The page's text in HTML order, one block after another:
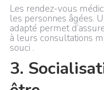
Les rendez-vous
les personnes âgées.
adapté permet
à leurs consultations
souci .
3.